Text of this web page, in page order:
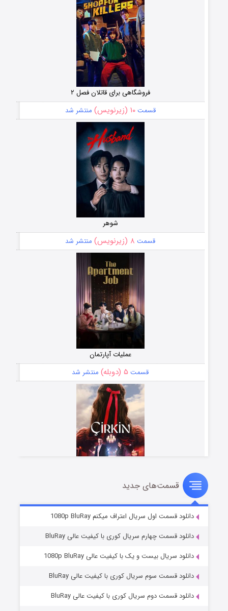
فروشگاهی برای قاتلان فصل ۲
قسمت۱۰ (زیرنویس) منتشر شد
شوهر
قسمت ۸ (زیرنویس) منتشر شد
عملیات آپارتمان
قسمت ۵ (دوبله) منتشر شد
سریال زشت
قسمت۲ (زیرنویس) منتشر شد
قسمت‌های جدید
دانلود قسمت اول سریال اعتراف میکنم 1080p BluRay
دانلود قسمت چهارم سریال کوری با کیفیت عالی BluRay
دانلود سریال بیست و یک با کیفیت عالی 1080p BluRay
دانلود قسمت سوم سریال کوری با کیفیت عالی BluRay
دانلود قسمت دوم سریال کوری با کیفیت عالی BluRay